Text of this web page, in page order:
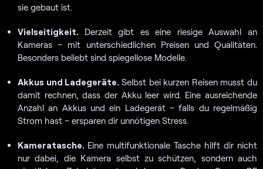
sie gebaut ist.
Vielseitigkeit. Derzeit gibt es eine riesige Auswahl an
Kameras – mit unterschiedlichen Preisen und Qualitäten.
Besonders beliebt sind spiegellose Modelle.
Akkus und Ladegeräte. Selbst bei kurzen Reisen musst du
damit rechnen, dass der Akku leer wird. Eine ausreichende
Anzahl an Akkus und ein Ladegerät – falls du regelmäßig
Strom hast – ersparen dir unnötigen Stress.
Kameratasche. Eine multifunktionale Tasche hilft dir nicht
nur dabei, die Kamera selbst zu schützen, sondern auch